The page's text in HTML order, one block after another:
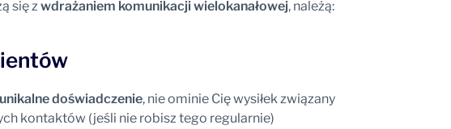
się zwdrażaniem komunikacji wielokanałowej, należą:
doświadczenie, nie ominie Cię wysiłek związany
kontaktów (jeśli nie robisz tego regularnie)